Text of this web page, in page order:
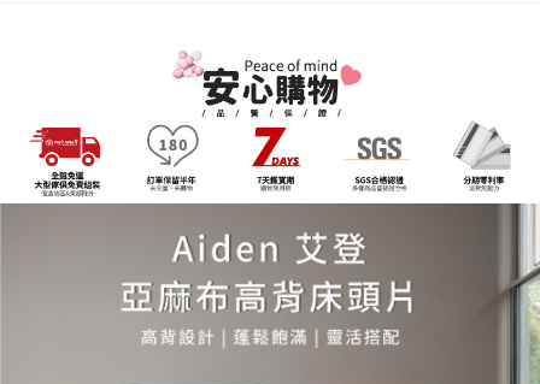
資料（包含姓名、電話或地址）提供予台灣大哥大進項蒐集、處理及利用，
由本公司與您本人進行分期帳單所需資料之確認、核對及更正。
3.完整用戶服務條款，請詳閱以下連結：https://oppay.tw/userRule
※ 交易是否成功請以「AFTEE先享後付 」之結帳頁面顯示為準，若有關於
是否繳費成功／繳費後需取消欲退款等相關疑問，請聯繫「AFTEE先享後付
https://netprotections.freshdesk.com/support/home
【注意事項】
１．透過由恩沛科技股份有限公司提供之「AFTEE先享後付」服務完成之交
易，需依本服務之必要範圍內提供個人資料，並將交易相關給付款項請求債
權轉讓予恩沛科技股份有限公司。
https://aftee.tw/terms/#terms3
３．未成年的使用者請事先徵得法定代理人或監護人之同意方可使用
「AFTEE先享後付」，若未經同意申辦者引起之損失，本公司不負相關責
４．使用「AFTEE先享後付」時，將依據個別帳號之用戶狀況，依本公司即
時審查核予不同之上限額度；若仍有額度不足之情形，本公司將視審查結果